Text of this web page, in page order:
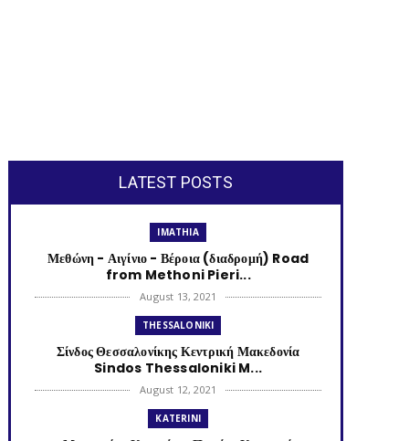
LATEST POSTS
IMATHIA
Μεθώνη - Αιγίνιο - Βέροια (διαδρομή) Road
from Methoni Pieri...
August 13, 2021
THESSALONIKI
Σίνδος Θεσσαλονίκης Κεντρική Μακεδονία
Sindos Thessaloniki M...
August 12, 2021
KATERINI